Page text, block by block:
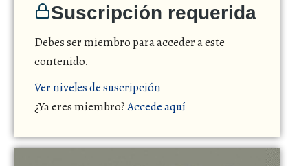
Suscripción requerida
Debes ser miembro para acceder a este
contenido.
Ver niveles de suscripción
¿Ya eres miembro?Accede aquí